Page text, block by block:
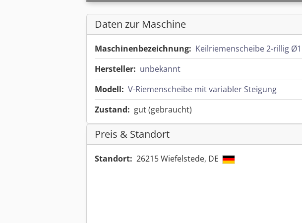
Daten zur Maschine
Maschinenbezeichnung: Keilriemenscheibe 2-rillig
Hersteller: unbekannt
Modell: V-Riemenscheibe mit variabler Steigung
Zustand: gut (gebraucht)
Preis & Standort
Standort: 26215 Wiefelstede, DE